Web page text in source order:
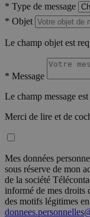
* Type de message
* Objet
Le champ objet est
* Message
Le champ message
Merci de lire et de
Mes données
sous réserve de mon
de la société
informé de mes droits
des motifs légitimes